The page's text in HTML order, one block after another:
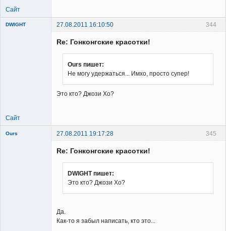
Сайт
344
DWIGHT 27.08.2011 16:10:50
Re: Гонконгские красотки!
Ours пишет:
Не могу удержаться... Имхо, просто супер!
Это кто? Джози Хо?
Сайт
345
Ours 27.08.2011 19:17:28
Re: Гонконгские красотки!
DWIGHT пишет:
Это кто? Джози Хо?
Да.
Как-то я забыл написать, кто это...